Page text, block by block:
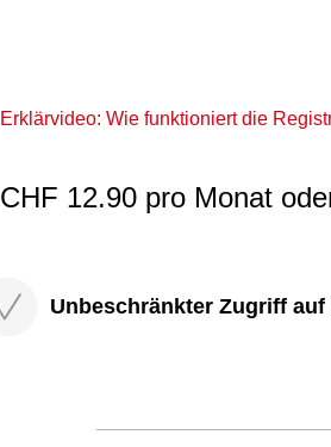
Erklärvideo: Wie funktioniert die
CHF 12.90 pro Monat
Unbeschränkter Zugriff